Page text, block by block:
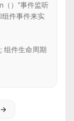
）”事件监听
件事件来实
件生命周期
→